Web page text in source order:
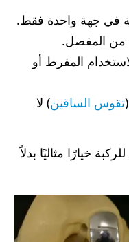
في جهة واحدة فقط.
من المفصل.
المفرط أو
تقوس الساقين) لا
خيارًا مثاليًا بدلاً